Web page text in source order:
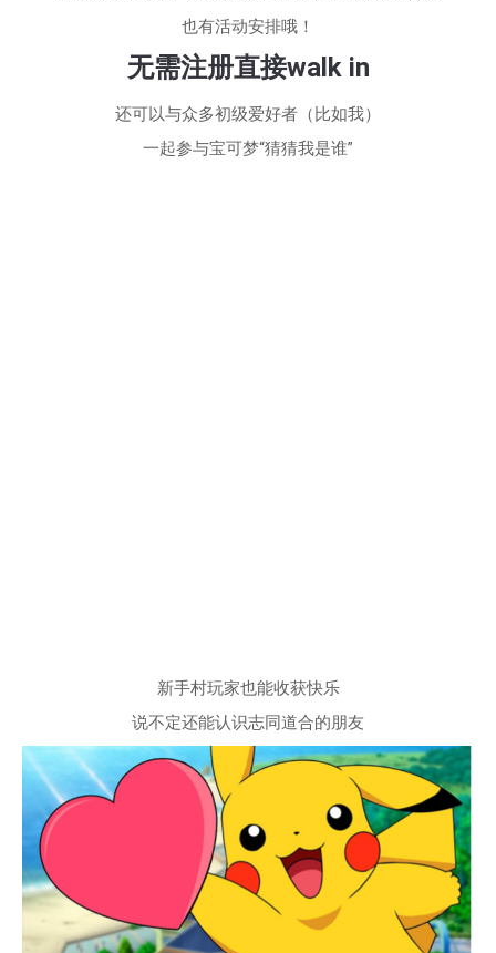
也有活动安排哦！
无需注册直接walk in
还可以与众多初级爱好者（比如我）
一起参与宝可梦“猜猜我是谁”
新手村玩家也能收获快乐
说不定还能认识志同道合的朋友